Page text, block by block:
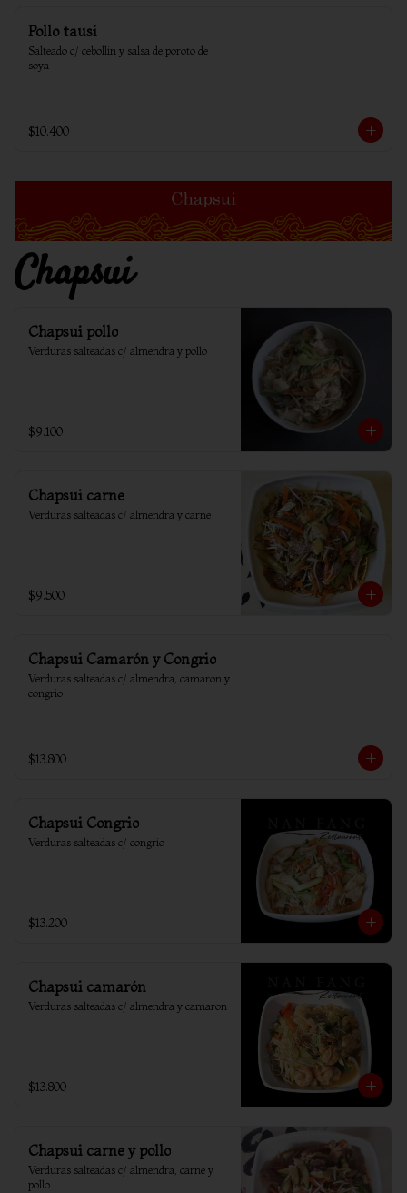
Pollo tausi
Salteado c/ cebollin y salsa de poroto de
soya
$10.400
Chapsui
Chapsui pollo
Verduras salteadas c/ almendra y pollo
$9.100
Chapsui carne
Verduras salteadas c/ almendra y carne
$9.500
Chapsui Camarón y Congrio
Verduras salteadas c/ almendra, camaron y
congrio
$13.800
Chapsui Congrio
Verduras salteadas c/ congrio
$13.200
Chapsui camarón
Verduras salteadas c/ almendra y camaron
$13.800
Chapsui carne y pollo
Verduras salteadas c/ almendra, carne y
pollo